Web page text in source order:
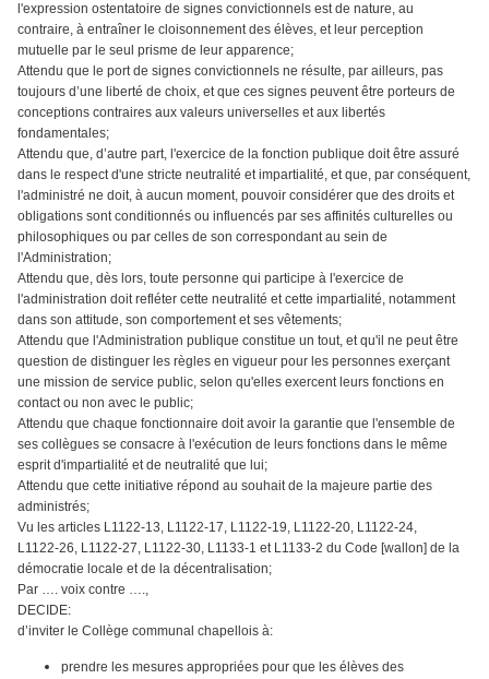
l'expression ostentatoire de signes convictionnels est de nature, au
contraire, à entraîner le cloisonnement des élèves, et leur perception
mutuelle par le seul prisme de leur apparence;
Attendu que le port de signes convictionnels ne résulte, par ailleurs, pas
toujours d’une liberté de choix, et que ces signes peuvent être porteurs de
conceptions contraires aux valeurs universelles et aux libertés
fondamentales;
Attendu que, d’autre part, l'exercice de la fonction publique doit être assuré
dans le respect d'une stricte neutralité et impartialité, et que, par conséquent,
l'administré ne doit, à aucun moment, pouvoir considérer que des droits et
obligations sont conditionnés ou influencés par ses affinités culturelles ou
philosophiques ou par celles de son correspondant au sein de
l'Administration;
Attendu que, dès lors, toute personne qui participe à l'exercice de
l'administration doit refléter cette neutralité et cette impartialité, notamment
dans son attitude, son comportement et ses vêtements;
Attendu que l'Administration publique constitue un tout, et qu'il ne peut être
question de distinguer les règles en vigueur pour les personnes exerçant
une mission de service public, selon qu'elles exercent leurs fonctions en
contact ou non avec le public;
Attendu que chaque fonctionnaire doit avoir la garantie que l'ensemble de
ses collègues se consacre à l'exécution de leurs fonctions dans le même
esprit d'impartialité et de neutralité que lui;
Attendu que cette initiative répond au souhait de la majeure partie des
administrés;
Vu les articles L1122‑13, L1122‑17, L1122‑19, L1122‑20, L1122‑24,
L1122‑26, L1122‑27, L1122‑30, L1133-1 et L1133-2 du Code [wallon] de la
démocratie locale et de la décentralisation;
Par …. voix contre ….,
DECIDE:
d’inviter le Collège communal chapellois à:
prendre les mesures appropriées pour que les élèves des